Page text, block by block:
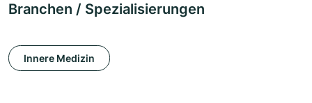
Branchen / Spezialisierungen
Innere Medizin